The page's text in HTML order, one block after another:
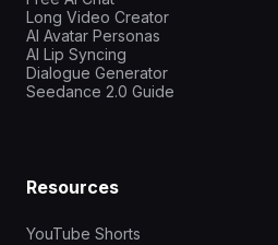
Long Video Creator
AI Avatar Personas
AI Lip Syncing
Dialogue Generator
Seedance 2.0 Guide
Resources
YouTube Shorts